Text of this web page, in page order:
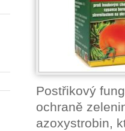
Postřikový
ochraně
azoxystrobin,